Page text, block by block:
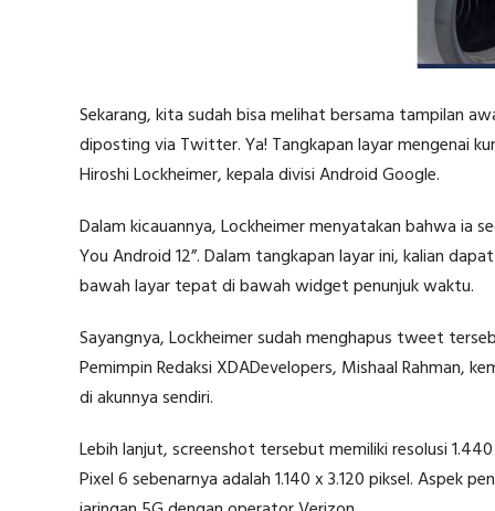
Sekarang, kita sudah bisa melihat bersama tampilan
diposting via Twitter. Ya! Tangkapan layar mengenai
Hiroshi Lockheimer, kepala divisi Android Google.
Dalam kicauannya, Lockheimer menyatakan bahwa ia
You Android 12”. Dalam tangkapan layar ini, kalian
bawah layar tepat di bawah widget penunjuk waktu.
Sayangnya, Lockheimer sudah menghapus tweet
Pemimpin Redaksi XDADevelopers, Mishaal Rahman,
di akunnya sendiri.
Lebih lanjut, screenshot tersebut memiliki resolusi
Pixel 6 sebenarnya adalah 1.140 x 3.120 piksel. Aspek